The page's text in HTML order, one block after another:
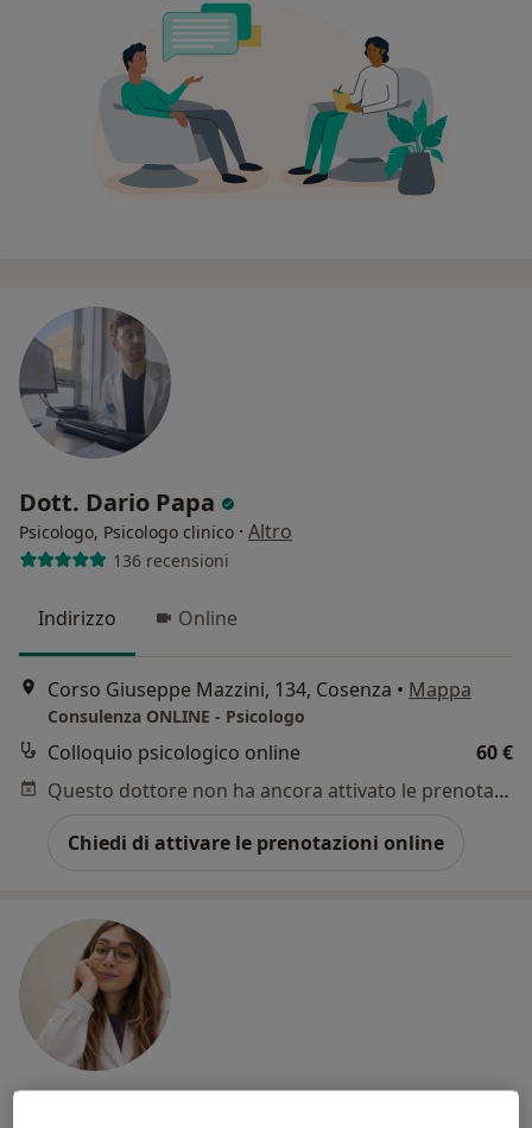
Dott. Dario Papa
Psicologo, Psicologo clinico · Altro
136 recensioni
Indirizzo Online
Corso Giuseppe Mazzini, 134, Cosenza • Mappa
Consulenza ONLINE - Psicologo
Colloquio psicologico online
60 €
Questo dottore non ha ancora attivato le prenotazioni online presso questo indirizzo.
Chiedi di attivare le prenotazioni online